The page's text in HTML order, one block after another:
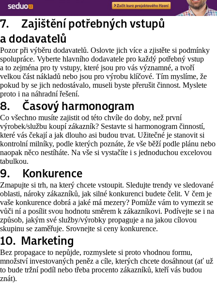
7. Zajištění potřebných vstupů
a dodavatelů
Pozor při výběru dodavatelů. Oslovte jich více a zjistěte si podmínky
spolupráce. Vyberte hlavního dodavatele pro každý potřebný vstup
a to zejména pro ty vstupy, které jsou pro vás významné, a tvoří
velkou část nákladů nebo jsou pro výrobu klíčové. Tím myslíme, že
pokud by se jich nedostávalo, museli byste přerušit činnost. Myslete
proto i na náhradní řešení.
8. Časový harmonogram
Co všechno musíte zajistit od této chvíle do doby, než první
výrobek/službu koupí zákazník? Sestavte si harmonogram činností,
které vás čekají a jak dlouho asi budou trvat. Užitečné je stanovit si
kontrolní milníky, podle kterých poznáte, že vše běží podle plánu nebo
naopak něco nestíháte. Na vše si vystačíte i s jednoduchou excelovou
tabulkou.
9. Konkurence
Zmapujte si trh, na který chcete vstoupit. Sledujte trendy ve sledované
oblasti, nároky zákazníků, jak silné konkurenci budete čelit. V čem je
vaše konkurence dobrá a jaké má mezery? Pomůže vám to vymezit se
vůči ní a posílit svou hodnotu směrem k zákazníkovi. Podívejte se i na
způsob, jakým své služby/výrobky propaguje a na jakou cílovou
skupinu se zaměřuje. Srovnejte si ceny konkurence.
10. Marketing
Bez propagace to nepůjde, rozmyslete si proto vhodnou formu,
množství investovaných peněz a cíle, kterých chcete dosáhnout (ať už
to bude tržní podíl nebo třeba procento zákazníků, kteří vás budou
znát).